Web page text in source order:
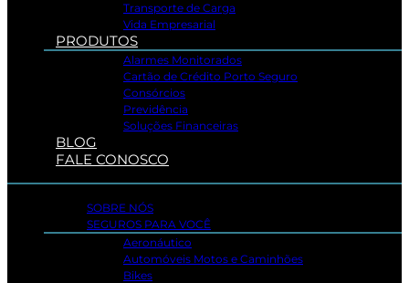
Transporte de Carga
Vida Empresarial
PRODUTOS
Alarmes Monitorados
Cartão de Crédito Porto Seguro
Consórcios
Previdência
Soluções Financeiras
BLOG
FALE CONOSCO
SOBRE NÓS
SEGUROS PARA VOCÊ
Aeronáutico
Automóveis Motos e Caminhões
Bikes